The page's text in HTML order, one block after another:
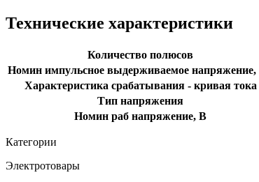
Технические характеристики
Количество полюсов
Номин импульсное выдерживаемое
Характеристика срабатывания - кривая тока
Тип напряжения
Номин раб напряжение, В
Категории
Электротовары